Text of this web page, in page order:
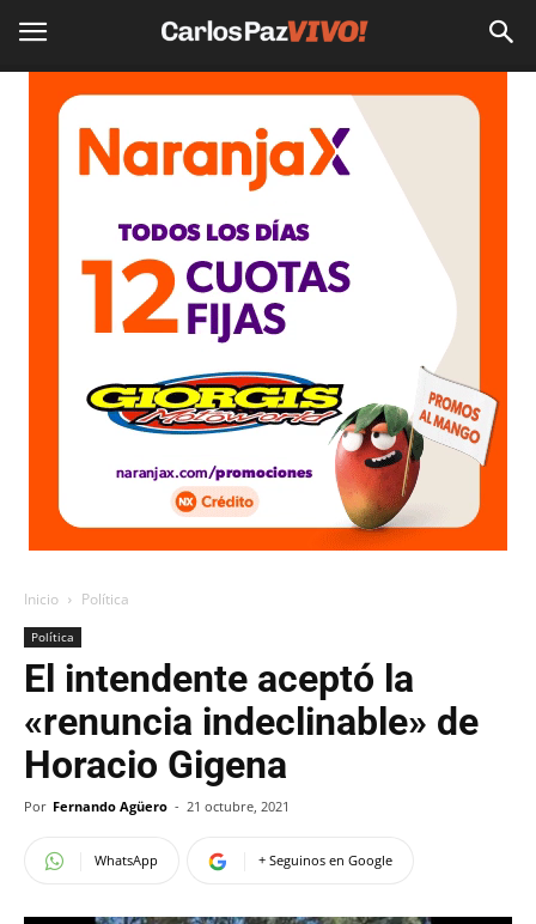
Inicio Política
Política
El intendente aceptó la
«renuncia indeclinable» de
Horacio Gigena
Por Fernando Agüero - 21 octubre, 2021
WhatsApp + Seguinos en Google